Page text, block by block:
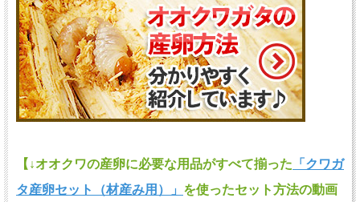
【↓オオクワの産卵に必要な用品がすべて揃った 「クワガ
タ産卵セット（材産み用）」 を使ったセット方法の動画